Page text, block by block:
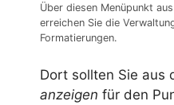
Über diesen Menüpunkt
erreichen Sie die
Formatierungen.
Dort sollten Sie aus
anzeigen für den